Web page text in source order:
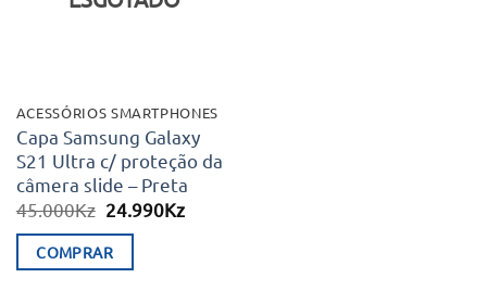
ACESSÓRIOS SMARTPHONES
Capa Samsung Galaxy
S21 Ultra c/ proteção da
câmera slide – Preta
45.000Kz O
original
era:
24.990KzO
COMPRAR